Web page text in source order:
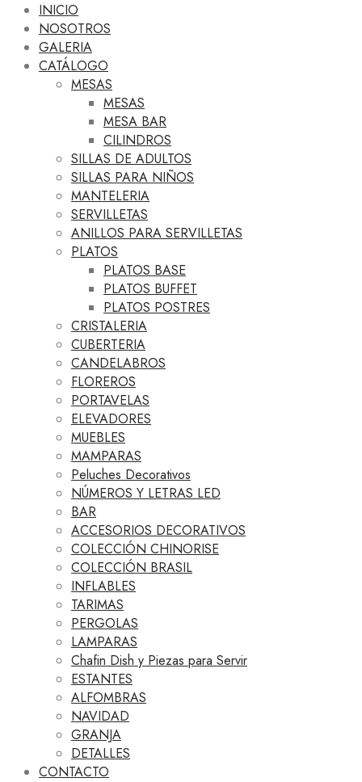
INICIO
NOSOTROS
GALERIA
CATÁLOGO
MESAS
MESAS
MESA BAR
CILINDROS
SILLAS DE ADULTOS
SILLAS PARA NIÑOS
MANTELERIA
SERVILLETAS
ANILLOS PARA SERVILLETAS
PLATOS
PLATOS BASE
PLATOS BUFFET
PLATOS POSTRES
CRISTALERIA
CUBERTERIA
CANDELABROS
FLOREROS
PORTAVELAS
ELEVADORES
MUEBLES
MAMPARAS
Peluches Decorativos
NÚMEROS Y LETRAS LED
BAR
ACCESORIOS DECORATIVOS
COLECCIÓN CHINORISE
COLECCIÓN BRASIL
INFLABLES
TARIMAS
PERGOLAS
LAMPARAS
Chafin Dish y Piezas para Servir
ESTANTES
ALFOMBRAS
NAVIDAD
GRANJA
DETALLES
CONTACTO